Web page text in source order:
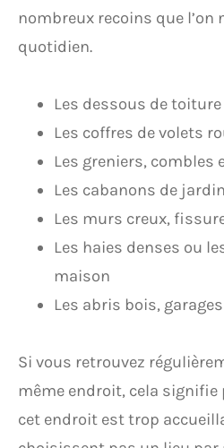
nombreux recoins que l’on
quotidien.
Les dessous de
Les coffres de volets
Les greniers, combles
Les cabanons de
Les murs creux,
Les haies denses ou
maison
Les abris bois,
Si vous retrouvez
même endroit, cela
cet endroit est trop